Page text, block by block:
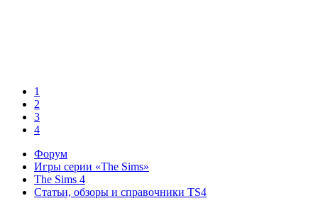
1
2
3
4
Форум
Игры серии «The Sims»
The Sims 4
Статьи, обзоры и справочники TS4